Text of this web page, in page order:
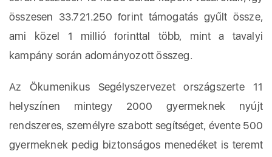
összesen 33.721.250 forint támogatás gyűlt össze,
ami közel 1 millió forinttal több, mint a tavalyi
kampány során adományozott összeg.
Az Ökumenikus Segélyszervezet országszerte 11
helyszínen mintegy 2000 gyermeknek nyújt
rendszeres, személyre szabott segítséget, évente 500
gyermeknek pedig biztonságos menedéket is teremt